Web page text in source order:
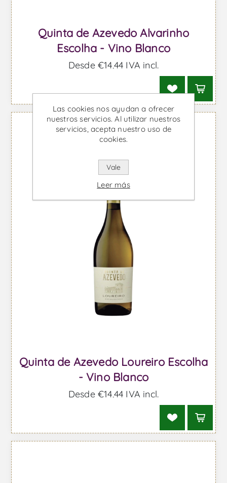
Quinta de Azevedo Alvarinho
Escolha - Vino Blanco
Desde €14,44 IVA incl.
Quinta de Azevedo Loureiro Escolha
- Vino Blanco
Desde €14,44 IVA incl.
Las cookies nos ayudan a ofrecer
nuestros servicios. Al utilizar nuestros
servicios, acepta nuestro uso de
cookies.
Vale
Leer más